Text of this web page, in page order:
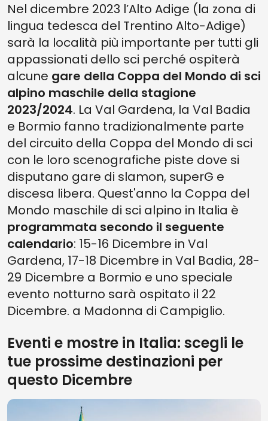
Nel dicembre 2023 l’Alto Adige (la zona di
lingua tedesca del Trentino Alto-Adige)
sarà la località più importante per tutti gli
appassionati dello sci perché ospiterà
alcune gare della Coppa del Mondo di sci
alpino maschile della stagione
2023/2024. La Val Gardena, la Val Badia
e Bormio fanno tradizionalmente parte
del circuito della Coppa del Mondo di sci
con le loro scenografiche piste dove si
disputano gare di slamon, superG e
discesa libera. Quest'anno la Coppa del
Mondo maschile di sci alpino in Italia è
programmata secondo il seguente
calendario: 15-16 Dicembre in Val
Gardena, 17-18 Dicembre in Val Badia, 28-
29 Dicembre a Bormio e uno speciale
evento notturno sarà ospitato il 22
Dicembre. a Madonna di Campiglio.
Eventi e mostre in Italia: scegli le
tue prossime destinazioni per
questo Dicembre